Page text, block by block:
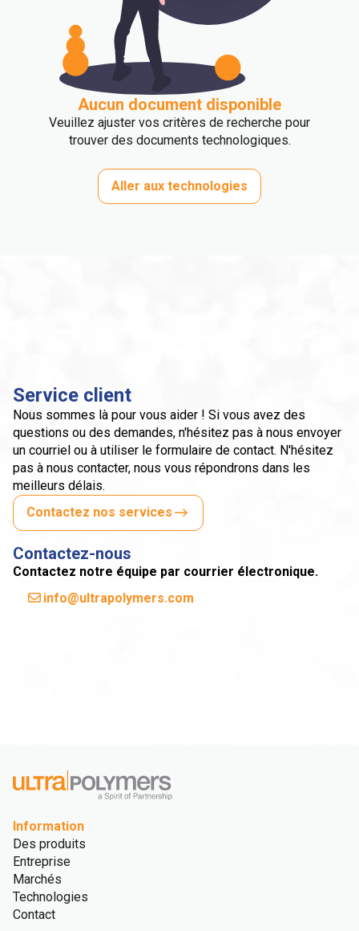
Aucun document disponible
Veuillez ajuster vos critères de recherche pour
trouver des documents technologiques.
Aller aux technologies
Service client
Nous sommes là pour vous aider ! Si vous avez des
questions ou des demandes, n'hésitez pas à nous envoyer
un courriel ou à utiliser le formulaire de contact. N'hésitez
pas à nous contacter, nous vous répondrons dans les
meilleurs délais.
Contactez nos services
Contactez-nous
Contactez notre équipe par courrier électronique.
info@ultrapolymers.com
Information
Des produits
Entreprise
Marchés
Technologies
Contact